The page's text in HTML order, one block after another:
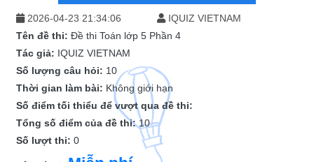
2026-04-23 21:34:06
IQUIZ VIETNAM
Tên đề thi: Đề thi Toán lớp 5 Phần 4
Tác giả: IQUIZ VIETNAM
Số lượng câu hỏi: 10
Thời gian làm bài: Không giới hạn
Số điểm tối thiểu để vượt qua đề thi:
Tổng số điểm của đề thi:10
Số lượt thi: 0